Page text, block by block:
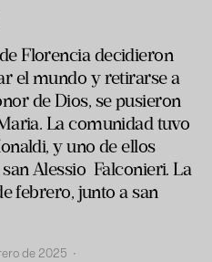
Florencia decidieron
el mundo y retirarse a
de Dios, se pusieron
La comunidad tuvo
y uno de ellos
Alessio Falconieri. La
febrero, junto a san
de 2025 ·